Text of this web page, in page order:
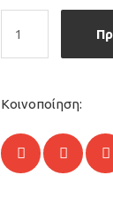
Κοινοποίηση: